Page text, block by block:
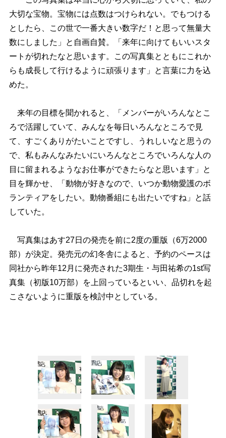
大切な宝物。宝物には点数はつけられない。でもつける
としたら、この世で一番大きい数字だ！と思って無量大
数にしました」と自画自賛。「来年に向けてもいいスタ
ートが切れたなと思います。この写真集とともにこれか
らも成長して行けるように頑張ります」と言葉に力を込
めた。
来年の目標を聞かれると、「メンバーがいろんなとこ
ろで活躍していて、みんなを毎日いろんなところで見
て、すごくありがたいことですし、うれしいなと思うの
で、私もみんなみたいにいろんなところでいろんな人の
目に留まれるようなお仕事ができたらなと思います」と
目を輝かせ、「動物が好きなので、いつか動物愛護のボ
ランティアをしたい。動物番組にも出たいですね」と話
していた。
写真集はあす27日の発売を前に2度の重版（6万2000
部）が決定。発売元の幻冬舎によると、予約のペースは
同社から昨年12月に発売された3期生・与田祐希の1st写
真集（初版10万部）を上回っているといい、品切れを起
こさないように重版を検討中としている。